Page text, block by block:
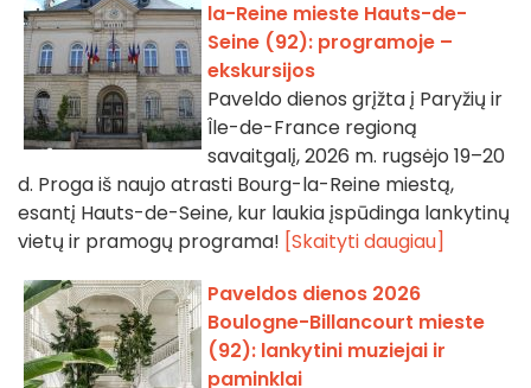
la-Reine mieste Hauts-de-
Seine (92): programoje –
ekskursijos
Paveldo dienos grįžta į Paryžių ir
Île-de-France regioną
savaitgalį, 2026 m. rugsėjo 19–20
d. Proga iš naujo atrasti Bourg-la-Reine miestą,
esantį Hauts-de-Seine, kur laukia įspūdinga lankytinų
vietų ir pramogų programa! [Skaityti daugiau]
Paveldos dienos 2026
Boulogne-Billancourt mieste
(92): lankytini muziejai ir
paminklai